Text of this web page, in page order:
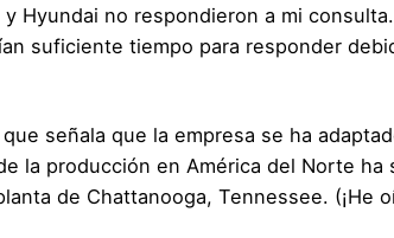
Hyundai no respondieron a mi consulta.
suficiente tiempo para responder
señala que la empresa se ha
la producción en América del Norte ha
de Chattanooga, Tennessee. (¡He